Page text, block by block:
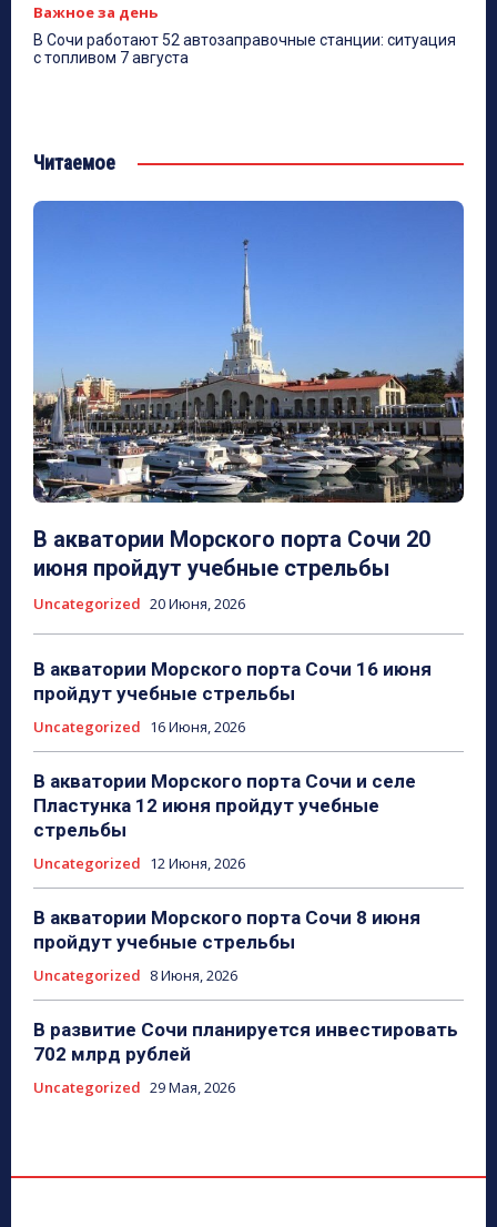
Важное за день
В Сочи работают 52 автозаправочные станции: ситуация
с топливом 7 августа
Читаемое
В акватории Морского порта Сочи 20
июня пройдут учебные стрельбы
Uncategorized 20 Июня, 2026
В акватории Морского порта Сочи 16 июня
пройдут учебные стрельбы
Uncategorized 16 Июня, 2026
В акватории Морского порта Сочи и селе
Пластунка 12 июня пройдут учебные
стрельбы
Uncategorized 12 Июня, 2026
В акватории Морского порта Сочи 8 июня
пройдут учебные стрельбы
Uncategorized 8 Июня, 2026
В развитие Сочи планируется инвестировать
702 млрд рублей
Uncategorized 29 Мая, 2026